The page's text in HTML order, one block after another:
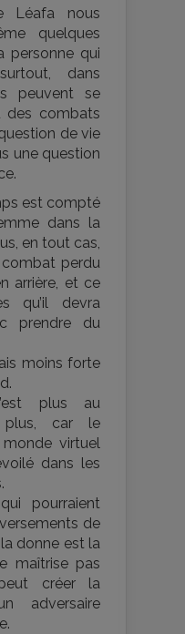
Léafa nous
quelques
personne qui
dans
peuvent se
des combats
de vie
une question
est compté
dans la
en tout cas,
perdu
arrière, et ce
qu’il devra
prendre du
moins forte
plus au
plus, car le
virtuel
dans les
pourraient
de
donne est la
maîtrise pas
créer la
adversaire